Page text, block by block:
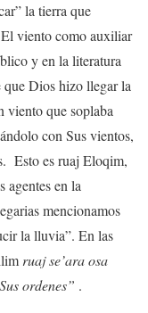
la tierra que
El viento como auxiliar
y en la literatura
Dios hizo llegar la
viento que soplaba
con Sus vientos,
Esto es ruaj Eloqim,
agentes en la
mencionamos
la lluvia”. En las
ruaj se’ara osa
ordenes” .